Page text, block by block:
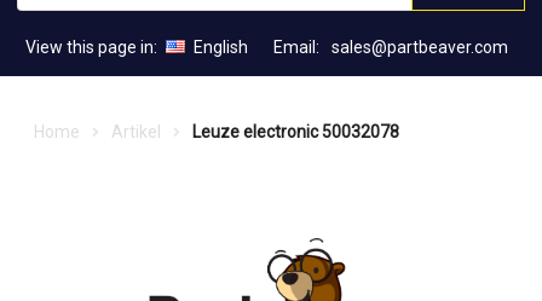
View this page in: English Email: sales@partbeaver.com
Home Artikel Leuze electronic 50032078